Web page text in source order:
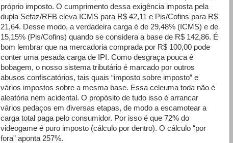
próprio imposto. O cumprimento dessa exigência imposta pela
dupla Sefaz/RFB eleva ICMS para R$ 42,11 e Pis/Cofins para R$
21,64. Desse modo, a verdadeira carga é de 29,48% (ICMS) e de
15,15% (Pis/Cofins) quando se considera a base de R$ 142,86. É
bom lembrar que na mercadoria comprada por R$ 100,00 pode
conter uma pesada carga de IPI. Como desgraça pouca é
bobagem, o nosso sistema tributário é marcado por outros
abusos confiscatórios, tais quais “imposto sobre imposto” e
vários impostos sobre a mesma base. Essa celeuma toda não é
aleatória nem acidental. O propósito de tudo isso é arrancar
vários pedaços em diversas etapas, de modo a escamotear a
carga total paga pelo consumidor. Por isso é que 72% do
videogame é puro imposto (cálculo por dentro). O cálculo “por
fora” aponta 257%.